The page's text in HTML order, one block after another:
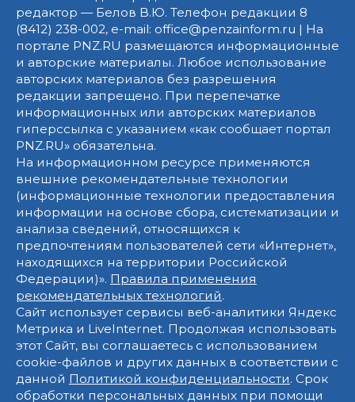
редактор — Белов В.Ю. Телефон редакции 8
(8412) 238-002, e-mail: office@penzainform.ru | На
портале PNZ.RU размещаются информационные
и авторские материалы. Любое использование
авторских материалов без разрешения
редакции запрещено. При перепечатке
информационных или авторских материалов
гиперссылка с указанием «как сообщает портал
PNZ.RU» обязательна.
На информационном ресурсе применяются
внешние рекомендательные технологии
(информационные технологии предоставления
информации на основе сбора, систематизации и
анализа сведений, относящихся к
предпочтениям пользователей сети «Интернет»,
находящихся на территории Российской
Федерации)». Правила применения
рекомендательных технологий.
Сайт использует сервисы веб-аналитики Яндекс
Метрика и LiveInternet. Продолжая использовать
этот Сайт, вы соглашаетесь с использованием
cookie-файлов и других данных в соответствии с
данной Политикой конфиденциальности. Срок
обработки персональных данных при помощи